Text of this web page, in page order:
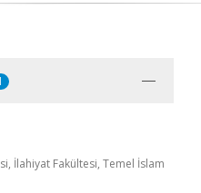
İlahiyat Fakültesi, Temel İslam